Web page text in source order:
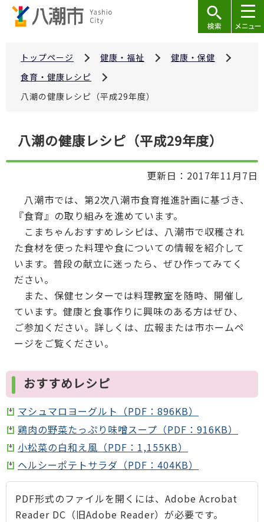
トップページ 健康・福祉
健康・保健
食育・健康レシピ
八潮の健康レシピ（平成29年度）
こ
八潮の健康レシピ（平成29年度）
更新日：2017年11月7日
八潮市では、第2次八潮市食育推進計画に基づき、
『食育』の取り組みを進めています。
こまちゃんおすすめレシピは、八潮市で収穫され
た食材を使った料理や食についての情報を紹介して
います。普段の献立に迷ったら、ぜひ作ってみてく
ださい。
また、保健センターでは料理教室を随時、開催し
ています。健康と食事作りに興味のある方はぜひ、
ご参加ください。詳しくは、広報または市ホームペ
ージをご覧ください。
おすすめレシピ
マシュマロヨーグルト（PDF：896KB）
鶏肉の野菜たっぷり味噌スープ（PDF：916KB）
小松菜の白和え風（PDF：1,155KB）
ヘルシーポテトサラダ（PDF：404KB）
PDF形式のファイルを開くには、Adobe Acrobat
Reader DC（旧Adobe Reader）が必要です。